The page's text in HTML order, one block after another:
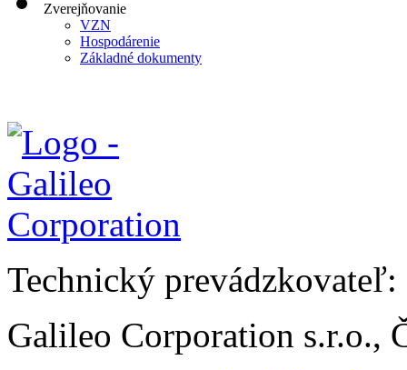
Zverejňovanie
VZN
Hospodárenie
Základné dokumenty
Technický prevádzkovateľ:
Galileo Corporation s.r.o.,